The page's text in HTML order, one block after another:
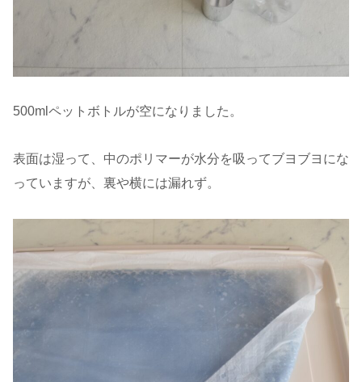
500mlペットボトルが空になりました。
表面は湿って、中のポリマーが水分を吸ってブヨブヨにな
っていますが、裏や横には漏れず。